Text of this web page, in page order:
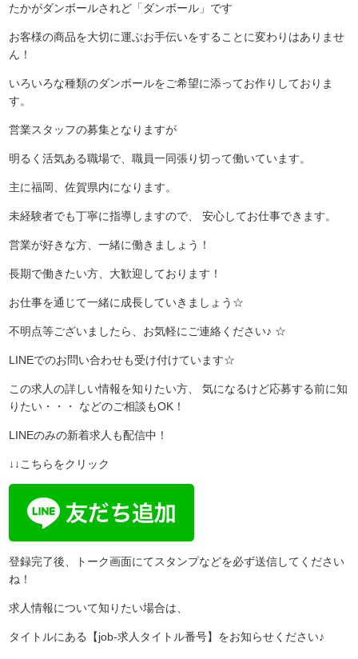
たかがダンボールされど「ダンボール」です
お客様の商品を大切に運ぶお手伝いをすることに変わりはありませ
ん！
いろいろな種類のダンボールをご希望に添ってお作りしておりま
す。
営業スタッフの募集となりますが
明るく活気ある職場で、職員一同張り切って働いています。
主に福岡、佐賀県内になります。
未経験者でも丁寧に指導しますので、 安心してお仕事できます。
営業が好きな方、一緒に働きましょう！
長期で働きたい方、大歓迎しております！
お仕事を通じて一緒に成長していきましょう☆
不明点等ございましたら、お気軽にご連絡ください♪ ☆
LINEでのお問い合わせも受け付けています☆
この求人の詳しい情報を知りたい方、 気になるけど応募する前に知
りたい・・・ などのご相談もOK！
LINEのみの新着求人も配信中！
↓↓こちらをクリック
登録完了後、トーク画面にてスタンプなどを必ず送信してください
ね！
求人情報について知りたい場合は、
タイトルにある【job-求人タイトル番号】をお知らせください♪